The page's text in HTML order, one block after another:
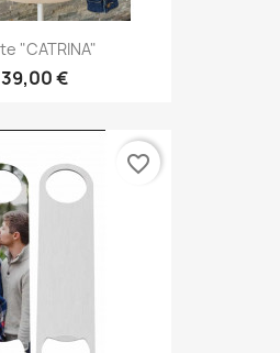
"CATRINA"
39,00 €
favorite_border